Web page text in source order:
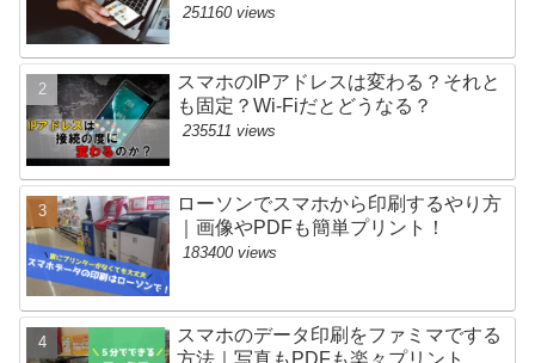
251160 views
スマホのIPアドレスは変わる？それと
も固定？Wi-Fiだとどうなる？
235511 views
ローソンでスマホから印刷するやり方
｜画像やPDFも簡単プリント！
183400 views
スマホのデータ印刷をファミマでする
方法｜写真もPDFも楽々プリント